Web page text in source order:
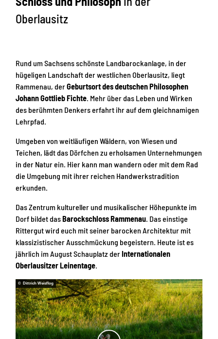
Oberlausitz
Rund um Sachsens schönste Landbarockanlage, in der
hügeligen Landschaft der westlichen Oberlausitz, liegt
Rammenau, derGeburtsort des deutschen Philosophen
Johann Gottlieb Fichte . Mehr über das Leben und Wirken
des berühmten Denkers erfahrt ihr auf dem gleichnamigen
Lehrpfad.
Umgeben von weitläufigen Wäldern, von Wiesen und
Teichen, lädt das Dörfchen zu erholsamen Unternehmungen
in der Natur ein. Hier kann man wandern oder mit dem Rad
die Umgebung mit ihrer reichen Handwerkstradition
erkunden.
Das Zentrum kultureller und musikalischer Höhepunkte im
Dorf bildet dasBarockschloss Rammenau . Das einstige
Rittergut wird euch mit seiner barocken Architektur mit
klassizistischer Ausschmückung begeistern. Heute ist es
jährlich im August Schauplatz derInternationalen
Oberlausitzer Leinentage
© Dittrich Weisflog